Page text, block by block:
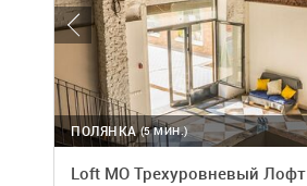
(5 МИН.)
ПОЛЯНКА
Loft МО Трехуровневый Лофт